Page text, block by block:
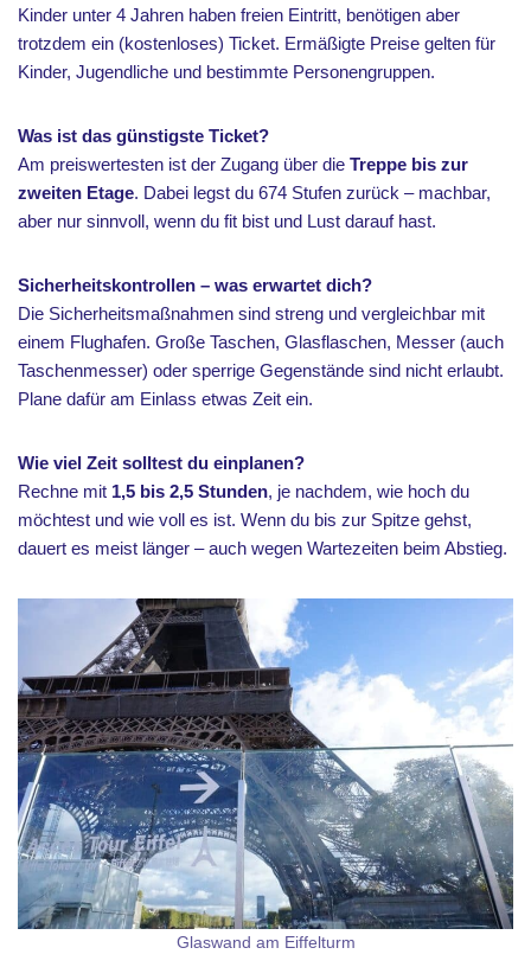
Kinder unter 4 Jahren haben freien Eintritt, benötigen aber
trotzdem ein (kostenloses) Ticket. Ermäßigte Preise gelten für
Kinder, Jugendliche und bestimmte Personengruppen.
Was ist das günstigste Ticket?
Am preiswertesten ist der Zugang über die Treppe bis zur
zweiten Etage. Dabei legst du 674 Stufen zurück – machbar,
aber nur sinnvoll, wenn du fit bist und Lust darauf hast.
Sicherheitskontrollen – was erwartet dich?
Die Sicherheitsmaßnahmen sind streng und vergleichbar mit
einem Flughafen. Große Taschen, Glasflaschen, Messer (auch
Taschenmesser) oder sperrige Gegenstände sind nicht erlaubt.
Plane dafür am Einlass etwas Zeit ein.
Wie viel Zeit solltest du einplanen?
Rechne mit 1,5 bis 2,5 Stunden, je nachdem, wie hoch du
möchtest und wie voll es ist. Wenn du bis zur Spitze gehst,
dauert es meist länger – auch wegen Wartezeiten beim Abstieg.
Glaswand am Eiffelturm